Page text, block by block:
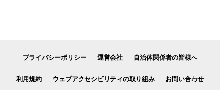
プライバシーポリシー 運営会社 自治体関係者の皆様へ
利用規約 ウェブアクセシビリティの取り組み お問い合わせ